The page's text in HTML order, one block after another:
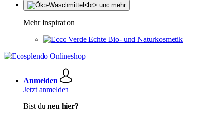
Mehr Inspiration
Echte Bio- und Naturkosmetik
Anmelden
Jetzt anmelden
Bist du neu hier?